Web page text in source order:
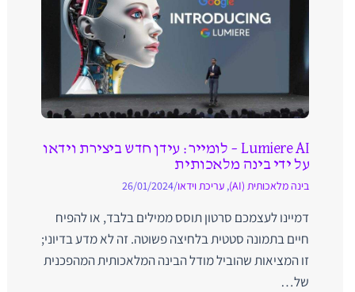
Lumiere AI – לומייר: עידן חדש ביצירת וידאו
על ידי בינה מלאכותית
בינה מלאכותית (AI) , עריכת וידאו/
26/01/2024
דמיינו לעצמכם סרטון תוסס ממילים בלבד, או להפיח
חיים בתמונה סטטית בלחיצה פשוטה. זה לא מדע בדיוני;
זו המציאות שהוביל מודל הבינה המלאכותית המהפכנית
של…